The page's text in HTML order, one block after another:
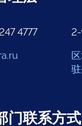
4777
门联系方式